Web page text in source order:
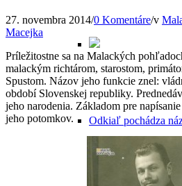
Odkiaľ pochádza
27. novembra 2014/0 Komentáre/v
Macejka
Príležitostne sa na Malackých
malackým richtárom, starostom,
Spustom. Názov jeho funkcie znel:
období Slovenskej republiky.
jeho narodenia. Základom pre
jeho potomkov.